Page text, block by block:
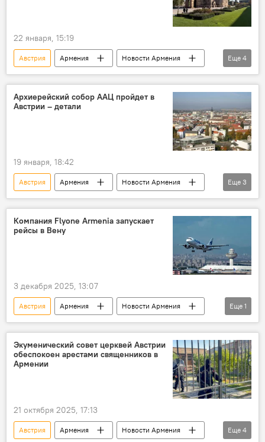
22 января, 15:19
Австрия Армения
Новости Армения
Политика
ААЦ
епископ
Еще 4
Архиерейский собор ААЦ пройдет в
Австрии – детали
19 января, 18:42
Австрия Армения
Новости Армения
Политика
Общество ААЦ
Еще 3
Компания Flyone Armenia запускает
рейсы в Вену
3 декабря 2025, 13:07
Австрия Армения
Новости Армения
Вена
Еще 1
Экуменический совет церквей Австрии
обеспокоен арестами священников в
Армении
21 октября 2025, 17:13
Австрия Армения
Новости Армения
Еще 4